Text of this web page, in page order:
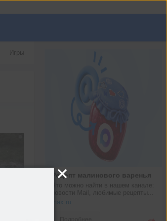
Игры
Рецепт малинового варенья
Что можно найти в нашем канале:
новости Mail, любимые рецепты...
max.ru